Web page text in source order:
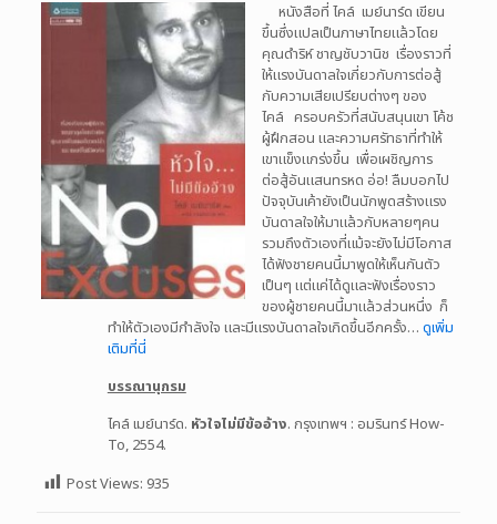
หนังสือที่ ไคล์ เมย์นาร์ด เขียน
ขึ้นซึ่งแปลเป็นภาษาไทยแล้วโดย
คุณดำริห์ ชาญชับวานิช เรื่องราวที่
ให้แรงบันดาลใจเกี่ยวกับการต่อสู้
กับความเสียเปรียบต่างๆ ของ
ไคล์ ครอบครัวที่สนับสนุนเขา โค้ช
ผู้ฝึกสอน และความศรัทธาที่ทำให้
เขาแข็งแกร่งขึ้น เพื่อเผชิญการ
ต่อสู้อันแสนทรหด อ่อ! ลืมบอกไป
ปัจจุบันเค้ายังเป็นนักพูดสร้างแรง
บันดาลใจให้มาแล้วกับหลายๆคน
รวมถึงตัวเองที่แม้จะยังไม่มีโอกาส
ได้ฟังชายคนนี้มาพูดให้เห็นกันตัว
เป็นๆ แต่แค่ได้ดูและฟังเรื่องราว
ของผู้ชายคนนี้มาแล้วส่วนหนึ่ง ก็
ทำให้ตัวเองมีกำลังใจ และมีแรงบันดาลใจเกิดขึ้นอีกครั้ง… ดูเพิ่ม
เติมที่นี่
บรรณานุกรม
ไคล์ เมย์นาร์ด. หัวใจไม่มีข้ออ้าง. กรุงเทพฯ : อมรินทร์ How-
To, 2554.
Post Views: 935